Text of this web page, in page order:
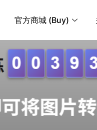
官方商城 (Buy)